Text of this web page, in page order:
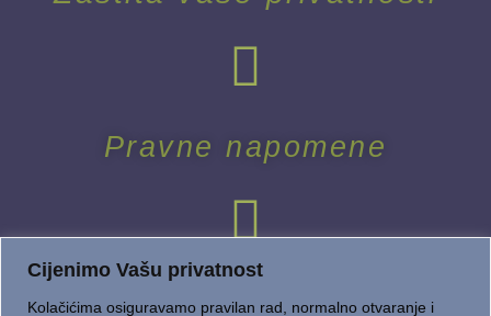
Cijenimo Vašu privatnost
Kolačićima osiguravamo pravilan rad, normalno otvaranje i
Pravne napomene